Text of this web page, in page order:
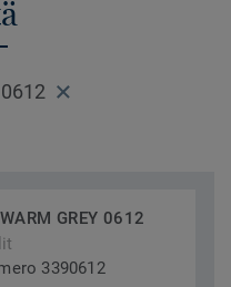
GREY 0612
3390612